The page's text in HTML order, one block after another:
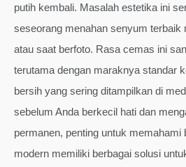
putih kembali. Masalah estetika ini
seseorang menahan senyum terbaik
atau saat berfoto. Rasa cemas ini
terutama dengan maraknya standar
bersih yang sering ditampilkan di
sebelum Anda berkecil hati dan
permanen, penting untuk memahami
modern memiliki berbagai solusi